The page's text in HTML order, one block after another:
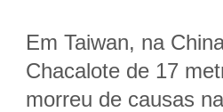
Em Taiwan, na
Chacalote de 17
morreu de causas